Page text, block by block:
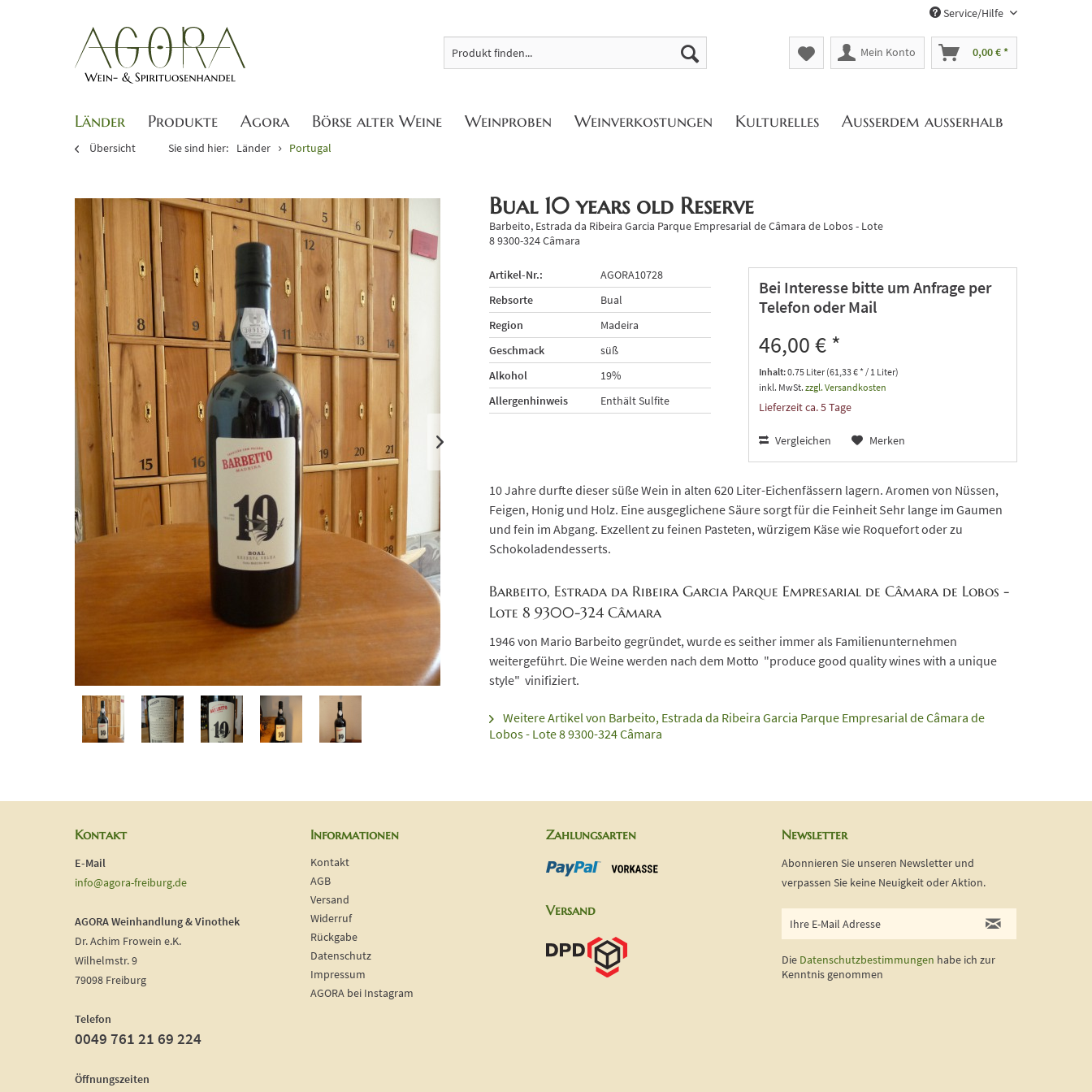
Service/Hilfe
Mein Konto 0,00 € *
Länder Produkte Agora Börse alter Weine Weinproben Weinverkostungen Kulturelles Außerdem außerhalb
Übersicht Sie sind hier: Länder Portugal
Bual 10 years old Reserve
Barbeito, Estrada da Ribeira Garcia Parque Empresarial de Câmara de Lobos - Lote
8 9300-324 Câmara
Artikel-Nr.:
AGORA10728
Rebsorte
Bual
Region
Madeira
Geschmack
süß
Alkohol
19%
Allergenhinweis
Enthält Sulfite
Bei Interesse bitte um Anfrage per
Telefon oder Mail
46,00 € *
Inhalt:0.75 Liter (61,33 € * / 1 Liter)
inkl. MwSt. zzgl. Versandkosten
Lieferzeit ca. 5 Tage
Vergleichen Merken
10 Jahre durfte dieser süße Wein in alten 620 Liter-Eichenfässern lagern. Aromen von Nüssen,
Feigen, Honig und Holz. Eine ausgeglichene Säure sorgt für die Feinheit Sehr lange im Gaumen
und fein im Abgang. Exzellent zu feinen Pasteten, würzigem Käse wie Roquefort oder zu
Schokoladendesserts.
Barbeito, Estrada da Ribeira Garcia Parque Empresarial de Câmara de Lobos -
Lote 8 9300-324 Câmara
1946 von Mario Barbeito gegründet, wurde es seither immer als Familienunternehmen
weitergeführt. Die Weine werden nach dem Motto "produce good quality wines with a unique
style" vinifiziert.
Weitere Artikel von Barbeito, Estrada da Ribeira Garcia Parque Empresarial de Câmara de
Lobos - Lote 8 9300-324 Câmara
Kontakt
E-Mail
info@agora-freiburg.de
AGORA Weinhandlung & Vinothek
Dr. Achim Frowein e.K.
Wilhelmstr. 9
79098 Freiburg
Telefon
0049 761 21 69 224
Öffnungszeiten
Informationen
Kontakt
AGB
Versand
Widerruf
Rückgabe
Datenschutz
Impressum
AGORA bei Instagram
Zahlungsarten
Versand
Newsletter
Abonnieren Sie unseren Newsletter und
verpassen Sie keine Neuigkeit oder Aktion.
Die Datenschutzbestimmungen habe ich zur
Kenntnis genommen